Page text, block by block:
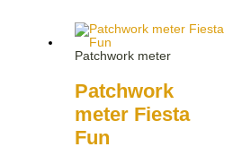
Patchwork meter
Patchwork
meter Fiesta
Fun